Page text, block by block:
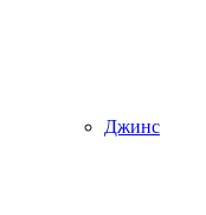
Джинс